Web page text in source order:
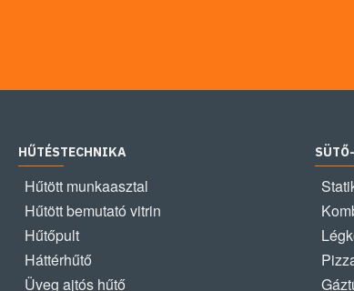
HŰTÉSTECHNIKA
Hűtött munkaasztal
Hűtött bemutató vitrin
Hűtőpult
Háttérhűtő
Üveg ajtós hűtő